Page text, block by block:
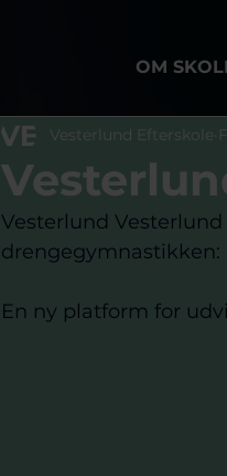
OM
Vesterlund Efterskole
Vesterlund
drengegymnastikken:
En ny platform for